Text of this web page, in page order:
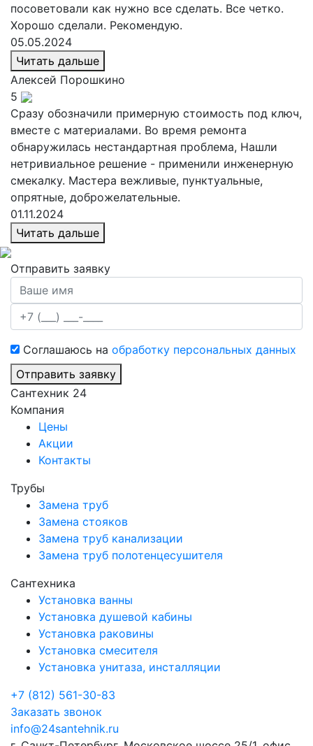
посоветовали как нужно все сделать. Все четко.
Хорошо сделали. Рекомендую.
05.05.2024
Читать дальше
Алексей Порошкино
5
Сразу обозначили примерную стоимость под ключ,
вместе с материалами. Во время ремонта
обнаружилась нестандартная проблема, Нашли
нетривиальное решение - применили инженерную
смекалку. Мастера вежливые, пунктуальные,
опрятные, доброжелательные.
01.11.2024
Читать дальше
Отправить заявку
Соглашаюсь на обработку персональных данных
Отправить заявку
Сантехник 24
Компания
Цены
Акции
Контакты
Трубы
Замена труб
Замена стояков
Замена труб канализации
Замена труб полотенцесушителя
Сантехника
Установка ванны
Установка душевой кабины
Установка раковины
Установка смесителя
Установка унитаза, инсталляции
+7 (812) 561-30-83
Заказать звонок
info@24santehnik.ru